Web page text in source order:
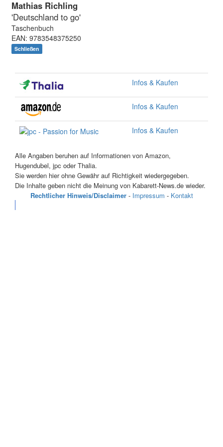
Mathias Richling
'Deutschland to go'
Taschenbuch
EAN: 9783548375250
Schließen
Infos & Kaufen
Infos & Kaufen
Infos & Kaufen
Alle Angaben beruhen auf Informationen von Amazon,
Hugendubel, jpc oder Thalia.
Sie werden hier ohne Gewähr auf Richtigkeit wiedergegeben.
Die Inhalte geben nicht die Meinung von Kabarett-News.de wieder.
Rechtlicher Hinweis/Disclaimer- Impressum - Kontakt